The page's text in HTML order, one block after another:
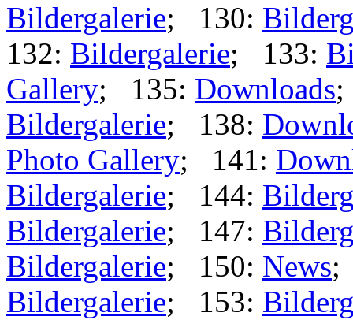
Bildergalerie; 130:
132: Bildergalerie; 133:
Gallery; 135: Downloads
Bildergalerie; 138:
Photo Gallery; 141:
Bildergalerie; 144:
Bildergalerie; 147:
Bildergalerie; 150: News;
Bildergalerie; 153: